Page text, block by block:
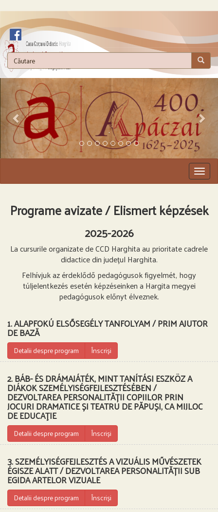
.
Programe avizate / Elismert képzések
2025-2026
La cursurile organizate de CCD Harghita au prioritate cadrele
didactice din județul Harghita.
Felhívjuk az érdeklődő pedagógusok figyelmét, hogy
túljelentkezés esetén képzéseinken a Hargita megyei
pedagógusok előnyt élveznek.
1. ALAPFOKÚ ELSŐSEGÉLY TANFOLYAM / PRIM AJUTOR
DE BAZĂ
Detalii despre program Înscriși
2. BÁB- ÉS DRÁMAJÁTÉK, MINT TANÍTÁSI ESZKÖZ A
DIÁKOK SZEMÉLYISÉGFEJLESZTÉSÉBEN /
DEZVOLTAREA PERSONALITĂȚII COPIILOR PRIN
JOCURI DRAMATICE ȘI TEATRU DE PĂPUȘI, CA MIJLOC
DE EDUCAŢIE
Detalii despre program Înscriși
3. SZEMÉLYISÉGFEJLESZTÉS A VIZUÁLIS MŰVÉSZETEK
ÉGISZE ALATT / DEZVOLTAREA PERSONALITĂȚII SUB
EGIDA ARTELOR VIZUALE
Detalii despre program Înscriși